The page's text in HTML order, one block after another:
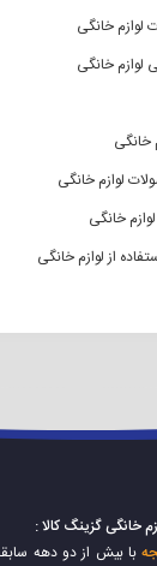
لوازم خانگی
لوازم خانگی
خانگی
لوازم خانگی
خانگی
از لوازم خانگی
خانگی گزینگ کالا :
با بیش از دو دهه